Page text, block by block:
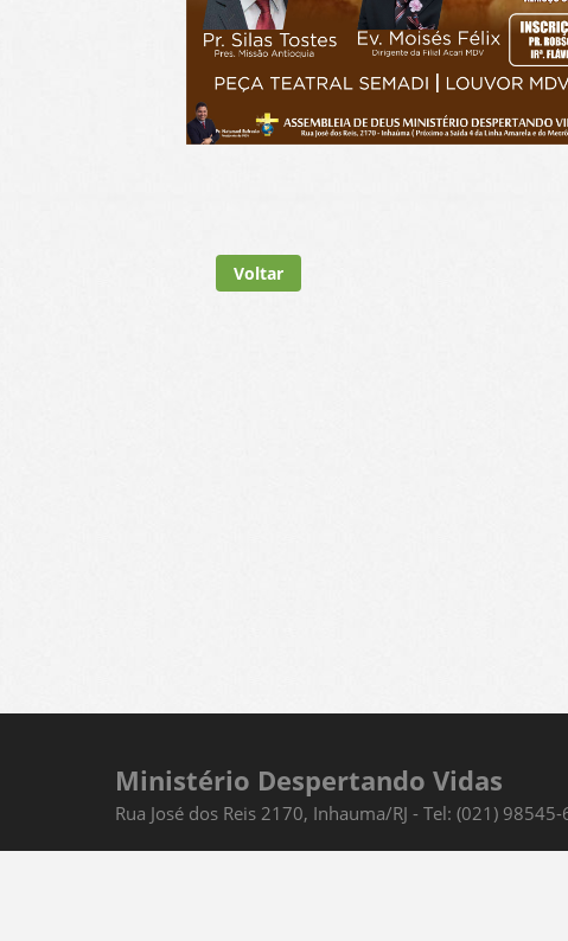
Voltar
Ministério Despertando Vidas
Rua José dos Reis 2170, Inhauma/RJ - Tel: (021)